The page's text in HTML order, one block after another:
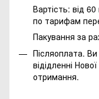
Вартість: від
по тарифам
Пакування за
Післяоплата.
відідленні
отримання.